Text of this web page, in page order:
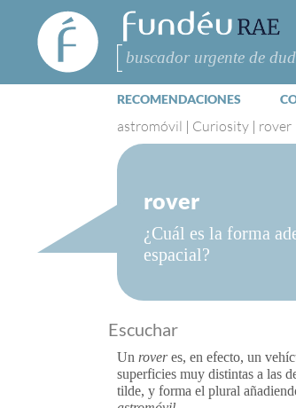
FundéuRAE
- Fundación
del Español
Urgente
Buscar
RECOMENDACIONES
astromóvil | Curiosity | rover
rover
¿Cuál es la forma
espacial?
Escuchar
Un roveres, en efecto, un
superficies muy distintas a las
tilde, y forma el plural